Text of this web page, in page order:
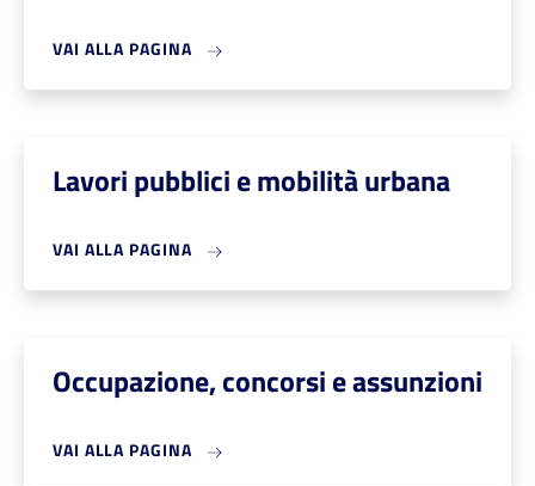
VAI ALLA PAGINA
Lavori pubblici e mobilità urbana
VAI ALLA PAGINA
Occupazione, concorsi e assunzioni
VAI ALLA PAGINA